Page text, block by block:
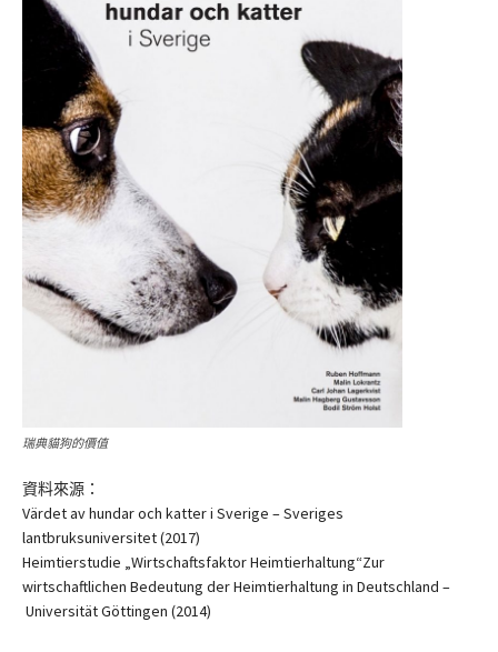
瑞典貓狗的價值
資料來源：
Värdet av hundar och katter i Sverige – Sveriges
lantbruksuniversitet (2017)
Heimtierstudie „Wirtschaftsfaktor Heimtierhaltung“Zur
wirtschaftlichen Bedeutung der Heimtierhaltung in Deutschland –
Universität Göttingen (2014)